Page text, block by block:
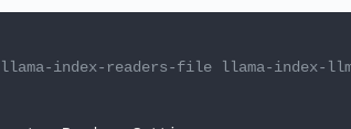
index-readers-file llama-index-llms-